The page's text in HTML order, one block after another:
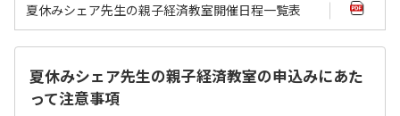
夏休みシェア先生の親子経済教室開催日程一覧表
夏休みシェア先生の親子経済教室の申込みにあた
って注意事項